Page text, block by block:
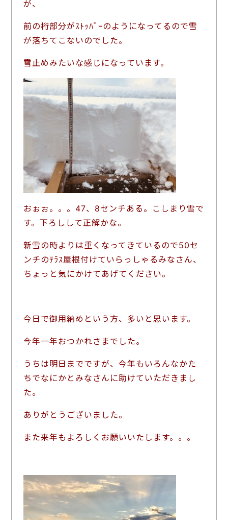
が、
前の桁部分がｽﾄｯﾊﾟｰのようになってるので雪
が落ちてこないのでした。
雪止めみたいな感じになっています。
おぉぉ。。。47、8センチある。こしまり雪で
す。下ろしして正解かな。
新雪の時よりは重くなってきているので50セ
ンチのﾃﾗｽ屋根付けていらっしゃるみなさん、
ちょっと気にかけてあげてください。
今日で御用納めという方、多いと思います。
今年一年おつかれさまでした。
うちは明日までですが、今年もいろんなかた
ちでなにかとみなさんに助けていただきまし
た。
ありがとうございました。
また来年もよろしくお願いいたします。。。